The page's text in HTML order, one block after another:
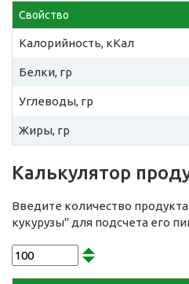
Свойство
Калорийность, кКал
Белки, гр
Углеводы, гр
Жиры, гр
Калькулятор
Введите количество
кукурузы" для подсчета его